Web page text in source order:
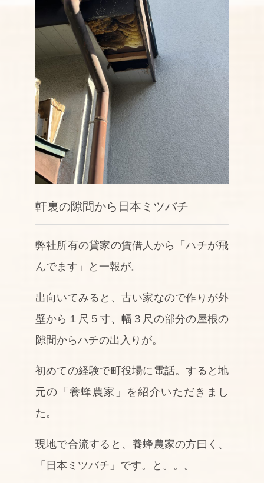
軒裏の隙間から日本ミツバチ
弊社所有の貸家の賃借人から「ハチが飛
んでます」と一報が。
出向いてみると、古い家なので作りが外
壁から１尺５寸、幅３尺の部分の屋根の
隙間からハチの出入りが。
初めての経験で町役場に電話。すると地
元の「養蜂農家」を紹介いただきまし
た。
現地で合流すると、養蜂農家の方曰く、
「日本ミツバチ」です。と。。。